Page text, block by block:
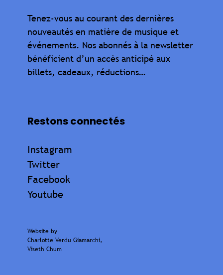
Tenez-vous au courant des dernières
nouveautés en matière de musique et
événements. Nos abonnés à la newsletter
bénéficient d’un accès anticipé aux
billets, cadeaux, réductions…
Restons connectés
Instagram
Twitter
Facebook
Youtube
Website by
Charlotte Verdu Giamarchi,
Viseth Chum